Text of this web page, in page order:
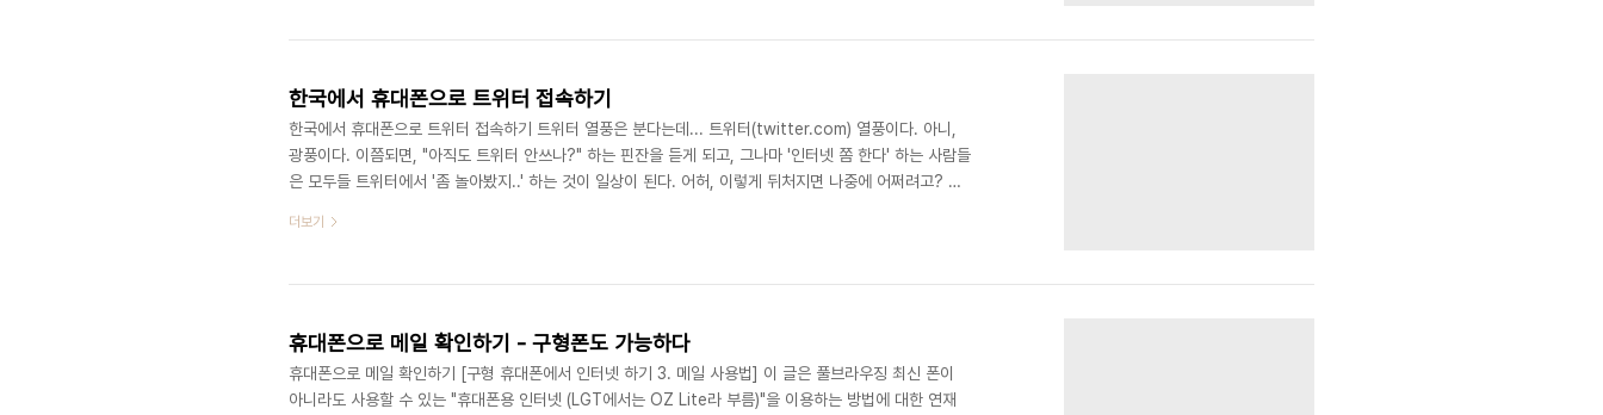
내가 살 수 있는 것도 아니니.. 부러움은 이만.. 대신, 최근 나는 휴대폰을 이용..
한국에서 휴대폰으로 트위터 접속하기
한국에서 휴대폰으로 트위터 접속하기 트위터 열풍은 분다는데... 트위터(twitter.com) 열풍이다. 아니,
광풍이다. 이쯤되면, "아직도 트위터 안쓰나?" 하는 핀잔을 듣게 되고, 그나마 '인터넷 쫌 한다' 하는 사람들
은 모두들 트위터에서 '좀 놀아봤지..' 하는 것이 일상이 된다. 어허, 이렇게 뒤처지면 나중에 어쩌려고? 하
부르기에도 뭐해서 '댓글들'이라고 부르기도 하는데, 댓글보다는 더 의미있고, 블로그 글 보다는 많이 짧은
그 글을 구독(Following)하는 행위를 쉽게 할 수 있..
더보기
휴대폰으로 메일 확인하기 - 구형폰도 가능하다
휴대폰으로 메일 확인하기 [구형 휴대폰에서 인터넷 하기 3. 메일 사용법] 이 글은 풀브라우징 최신 폰이
아니라도 사용할 수 있는 "휴대폰용 인터넷 (LGT에서는 OZ Lite라 부름)"을 이용하는 방법에 대한 연재